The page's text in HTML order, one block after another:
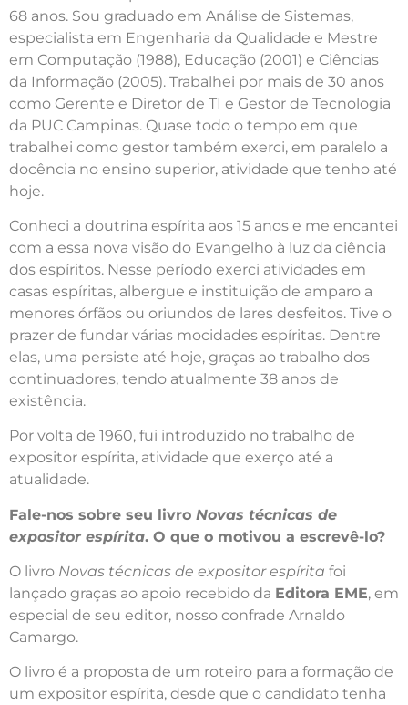
68 anos. Sou graduado em Análise de Sistemas,
especialista em Engenharia da Qualidade e Mestre
em Computação (1988), Educação (2001) e Ciências
da Informação (2005). Trabalhei por mais de 30 anos
como Gerente e Diretor de TI e Gestor de Tecnologia
da PUC Campinas. Quase todo o tempo em que
trabalhei como gestor também exerci, em paralelo a
docência no ensino superior, atividade que tenho até
hoje.
Conheci a doutrina espírita aos 15 anos e me encantei
com a essa nova visão do Evangelho à luz da ciência
dos espíritos. Nesse período exerci atividades em
casas espíritas, albergue e instituição de amparo a
menores órfãos ou oriundos de lares desfeitos. Tive o
prazer de fundar várias mocidades espíritas. Dentre
elas, uma persiste até hoje, graças ao trabalho dos
continuadores, tendo atualmente 38 anos de
existência.
Por volta de 1960, fui introduzido no trabalho de
expositor espírita, atividade que exerço até a
atualidade.
Fale-nos sobre seu livro Novas técnicas de
expositor espírita. O que o motivou a escrevê-lo?
O livro Novas técnicas de expositor espírita foi
lançado graças ao apoio recebido da Editora EME, em
especial de seu editor, nosso confrade Arnaldo
Camargo.
O livro é a proposta de um roteiro para a formação de
um expositor espírita, desde que o candidato tenha